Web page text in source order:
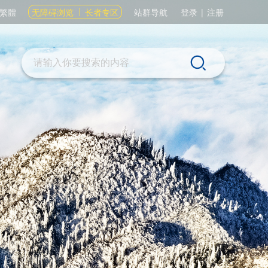
繁體 无障碍浏览 长者专区 站群导航 登录 | 注册